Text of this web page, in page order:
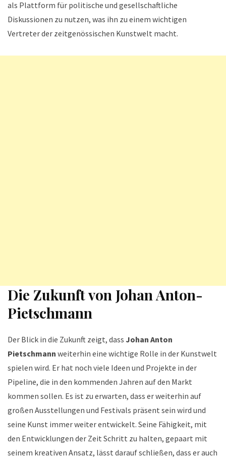
als Plattform für politische und gesellschaftliche
Diskussionen zu nutzen, was ihn zu einem wichtigen
Vertreter der zeitgenössischen Kunstwelt macht.
Die Zukunft von Johan Anton-
Pietschmann
Der Blick in die Zukunft zeigt, dass Johan Anton
Pietschmann weiterhin eine wichtige Rolle in der Kunstwelt
spielen wird. Er hat noch viele Ideen und Projekte in der
Pipeline, die in den kommenden Jahren auf den Markt
kommen sollen. Es ist zu erwarten, dass er weiterhin auf
großen Ausstellungen und Festivals präsent sein wird und
seine Kunst immer weiter entwickelt. Seine Fähigkeit, mit
den Entwicklungen der Zeit Schritt zu halten, gepaart mit
seinem kreativen Ansatz, lässt darauf schließen, dass er auch